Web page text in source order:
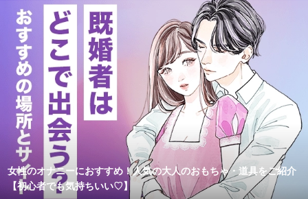
女性のオナニーにおすすめ！人気の大人のおもちゃ・道具をご紹介
【初心者でも気持ちいい♡】